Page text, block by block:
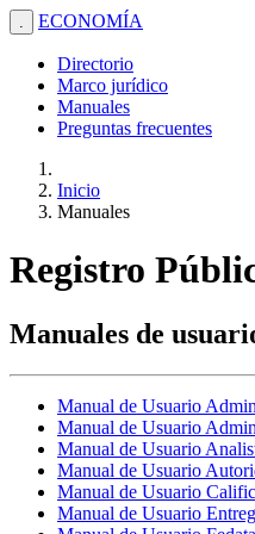
. ECONOMÍA
Directorio
Marco jurídico
Manuales
Preguntas frecuentes
Inicio
Manuales
Registro
Manuales de
Manual de Usuario
Manual de Usuario
Manual de Usuario
Manual de Usuario
Manual de Usuario
Manual de Usuario